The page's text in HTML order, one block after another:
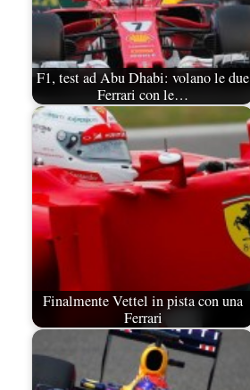
F1, test ad Abu Dhabi: volano le due
Ferrari con le…
Finalmente Vettel in pista con una
Ferrari